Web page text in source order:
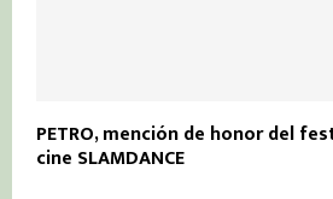
PETRO, mención de honor del
cine SLAMDANCE